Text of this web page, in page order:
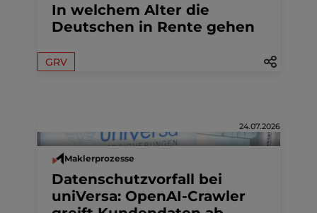
In welchem Alter die
Deutschen in Rente gehen
GRV
24.07.2026
Maklerprozesse
Datenschutzvorfall bei
uniVersa: OpenAI-Crawler